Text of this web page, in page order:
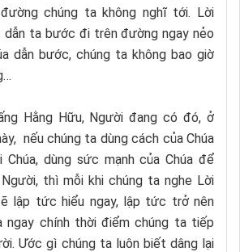
chúng ta không nghĩ tới. Lời
dẫn ta bước đi trên đường ngay nẻo
dẫn bước, chúng ta không bao giờ
Hằng Hữu, Người đang có đó, ở
nếu chúng ta dùng cách của Chúa
dùng sức mạnh của Chúa để
thì mỗi khi chúng ta nghe Lời
lập tức hiểu ngay, lập tức trở nên
ngay chính thời điểm chúng ta tiếp
Ước gì chúng ta luôn biết dâng lại